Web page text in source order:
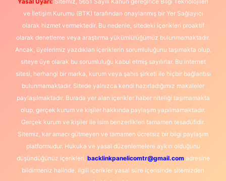
ve İletişim Kurumu (BTK) tarafından onaylanmış bir Yer Sağlayıcı
olarak hizmet vermektedir. Bu nedenle, sitedeki içerikleri proaktif
olarak denetleme veya araştırma yükümlülüğümüz bulunmamaktadır.
Ancak, üyelerimiz yazdıkları içeriklerin sorumluluğunu taşımakta olup,
siteye üye olarak bu sorumluluğu kabul etmiş sayılırlar. Bu internet
sitesi, herhangi bir marka, kurum veya şahıs şirketi ile hiçbir bağlantısı
bulunmamaktadır. Sitede yalnızca kendi hazırladığımız makaleler
paylaşılmaktadır. Burada yer alan içerikler haber niteliği taşımamakta
olup, gerçek kurum ve kişiler hakkında paylaşım yapılmamaktadır.
Gerçek kurum ve kişiler ile isim benzerlikleri tamamen tesadüfidir.
Sitemiz, kar amacı gütmeyen ve tamamen ücretsiz bir bilgi paylaşım
platformudur. Hukuka ve yasal düzenlemelere aykırı olduğunu
düşündüğünüz içerikleri, backlinkpanelicomtr@gmail.comadresine
bildirmeniz halinde, ilgili içerikler yasal süre içerisinde sitemizden